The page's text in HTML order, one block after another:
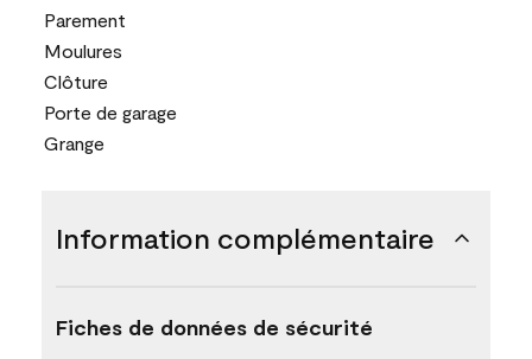
Parement
Moulures
Clôture
Porte de garage
Grange
Information complémentaire
Fiches de données de sécurité